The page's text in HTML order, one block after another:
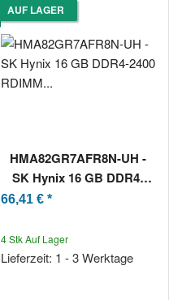
AUF LAGER
HMA82GR7AFR8N-UH -
SK Hynix 16 GB DDR4-
2400 RDIMM PC4-19200T-R
66,41 € *
4 Stk Auf Lager
Lieferzeit: 1 - 3 Werktage